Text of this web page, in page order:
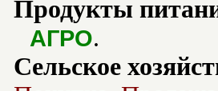
Продукты
АГРО.
Сельское